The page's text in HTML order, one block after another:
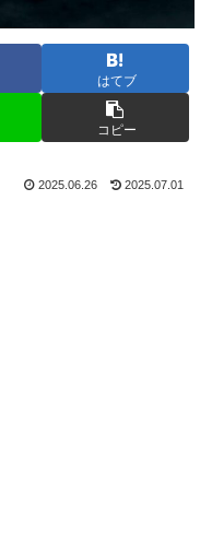
はてブ
コピー
2025.06.26 2025.07.01